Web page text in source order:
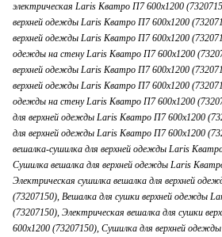
электрическая Laris Кватро П7 600x1200
верхней одежды Laris Кватро П7 600x1200
верхней одежды Laris Кватро П7 600x1200
одежды на стену Laris Кватро П7 600x1200
верхней одежды Laris Кватро П7 600x1200
верхней одежды Laris Кватро П7 600x1200
одежды на стену Laris Кватро П7 600x1200
для верхней одежды Laris Кватро П7 600x1200
для верхней одежды Laris Кватро П7 600x1200
вешалка-сушилка для верхней одежды Laris
Сушилка вешалка для верхней одежды Laris
Электрическая сушилка вешалка для верхней
(73207150), Вешалка для сушки верхней одежды
(73207150), Электрическая вешалка для сушки
600x1200 (73207150), Сушилка для верхней